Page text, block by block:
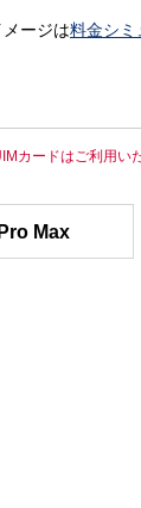
ージは料金シミ
カードはご利用い
Max